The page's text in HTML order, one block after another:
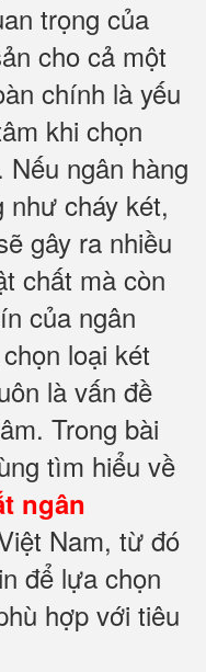
trọng của
cho cả một
chính là yếu
khi chọn
ngân hàng
như cháy két,
gây ra nhiều
chất mà còn
của ngân
loại két
là vấn đề
Trong bài
tìm hiểu về
ngân
Nam, từ đó
để lựa chọn
hợp với tiêu